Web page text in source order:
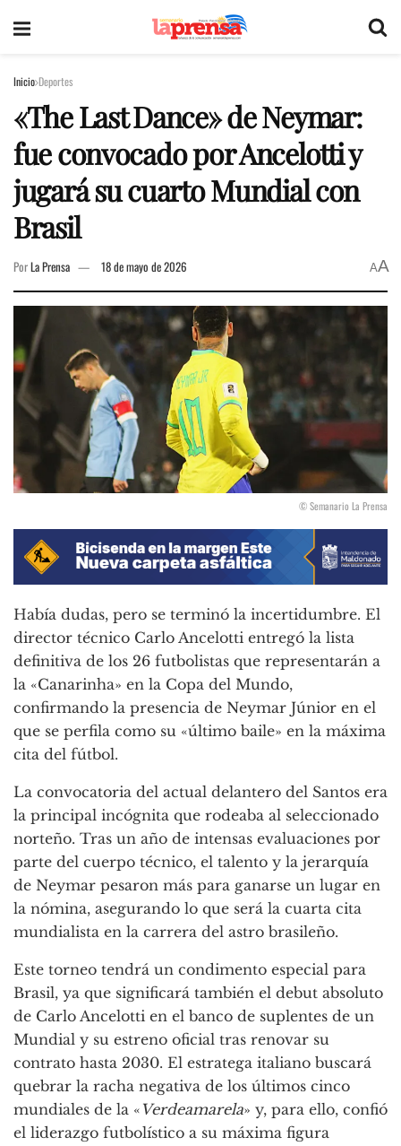
Inicio Deportes
«The Last Dance» de Neymar:
fue convocado por Ancelotti y
jugará su cuarto Mundial con
Brasil
PorLa Prensa 18 de mayo de 2026 AA
© Semanario La Prensa
Había dudas, pero se terminó la incertidumbre. El
director técnico Carlo Ancelotti entregó la lista
definitiva de los 26 futbolistas que representarán a
la «Canarinha» en la Copa del Mundo,
confirmando la presencia de Neymar Júnior en el
que se perfila como su «último baile» en la máxima
cita del fútbol.
La convocatoria del actual delantero del Santos era
la principal incógnita que rodeaba al seleccionado
norteño. Tras un año de intensas evaluaciones por
parte del cuerpo técnico, el talento y la jerarquía
de Neymar pesaron más para ganarse un lugar en
la nómina, asegurando lo que será la cuarta cita
mundialista en la carrera del astro brasileño.
Este torneo tendrá un condimento especial para
Brasil, ya que significará también el debut absoluto
de Carlo Ancelotti en el banco de suplentes de un
Mundial y su estreno oficial tras renovar su
contrato hasta 2030. El estratega italiano buscará
quebrar la racha negativa de los últimos cinco
mundiales de la « Verdeamarela» y, para ello, confió
el liderazgo futbolístico a su máxima figura